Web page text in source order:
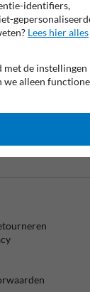
is
identifiers,
Lees hier alles
met de instellingen
we alleen